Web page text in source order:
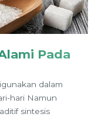
Pada
dalam
hari Namun
sintesis